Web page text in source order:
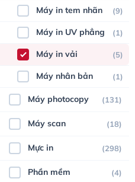
Máy in tem nhãn (9)
Máy in UV phẳng (1)
Máy in vải (5)
Máy nhân bản (1)
Máy photocopy (131)
Máy scan (18)
Mực in (298)
Phần mềm (4)